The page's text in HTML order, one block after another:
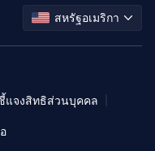
สหรัฐอเมริกา
แจงสิทธิส่วนบุคคล